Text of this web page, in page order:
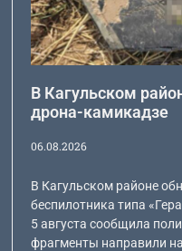
В Кагульском
дрона-камикадзе
06.08.2026
В Кагульском районе
беспилотника типа
5 августа сообщила
фрагменты направили